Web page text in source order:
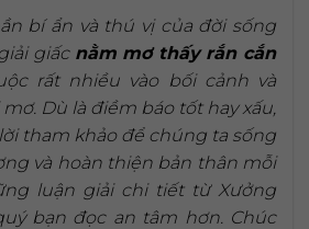
bí ẩn và thú vị của đời sống
giấc nằm mơ thấy rắn cắn
rất nhiều vào bối cảnh và
Dù là điềm báo tốt hay xấu,
tham khảo để chúng ta sống
và hoàn thiện bản thân mỗi
luận giải chi tiết từ Xưởng
bạn đọc an tâm hơn. Chúc